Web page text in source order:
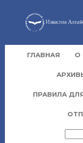
ГЛАВНАЯ О
ПРАВИЛА